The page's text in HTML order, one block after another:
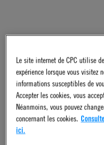
Acetal
Material Finish
Molded Black
Le site internet de CPC utilise
expérience lorsque vous visitez
informations susceptibles de
Accepter les cookies, vous
Néanmoins, vous pouvez
concernant les cookies.
ici.